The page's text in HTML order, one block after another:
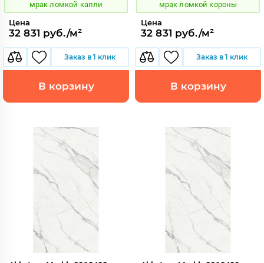
мрак ломкой капли
Цена
32 831 руб./м²
Заказ в 1 клик
В корзину
мрак ломкой короны
Цена
32 831 руб./м²
Заказ в 1 клик
В корзину